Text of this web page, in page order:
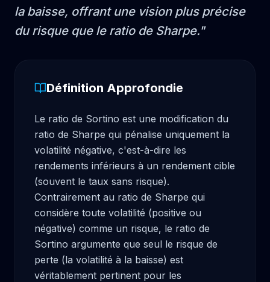
la baisse, offrant une vision plus précise
du risque que le ratio de Sharpe."
Définition Approfondie
Le ratio de Sortino est une modification du
ratio de Sharpe qui pénalise uniquement la
volatilité négative, c'est-à-dire les
rendements inférieurs à un rendement cible
(souvent le taux sans risque).
Contrairement au ratio de Sharpe qui
considère toute volatilité (positive ou
négative) comme un risque, le ratio de
Sortino argumente que seul le risque de
perte (la volatilité à la baisse) est
véritablement pertinent pour les